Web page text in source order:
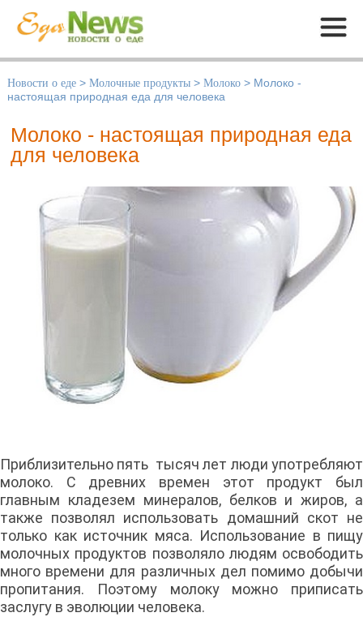
Меню
Новости о еде > Молочные продукты > Молоко > Молоко -
настоящая природная еда для человека
Молоко - настоящая природная еда
для человека
Приблизительно пять тысяч лет люди употребляют
молоко. С древних времен этот продукт был
главным кладезем минералов, белков и жиров, а
также позволял использовать домашний скот не
только как источник мяса. Использование в пищу
молочных продуктов позволяло людям освободить
много времени для различных дел помимо добычи
пропитания. Поэтому молоку можно приписать
заслугу в эволюции человека.